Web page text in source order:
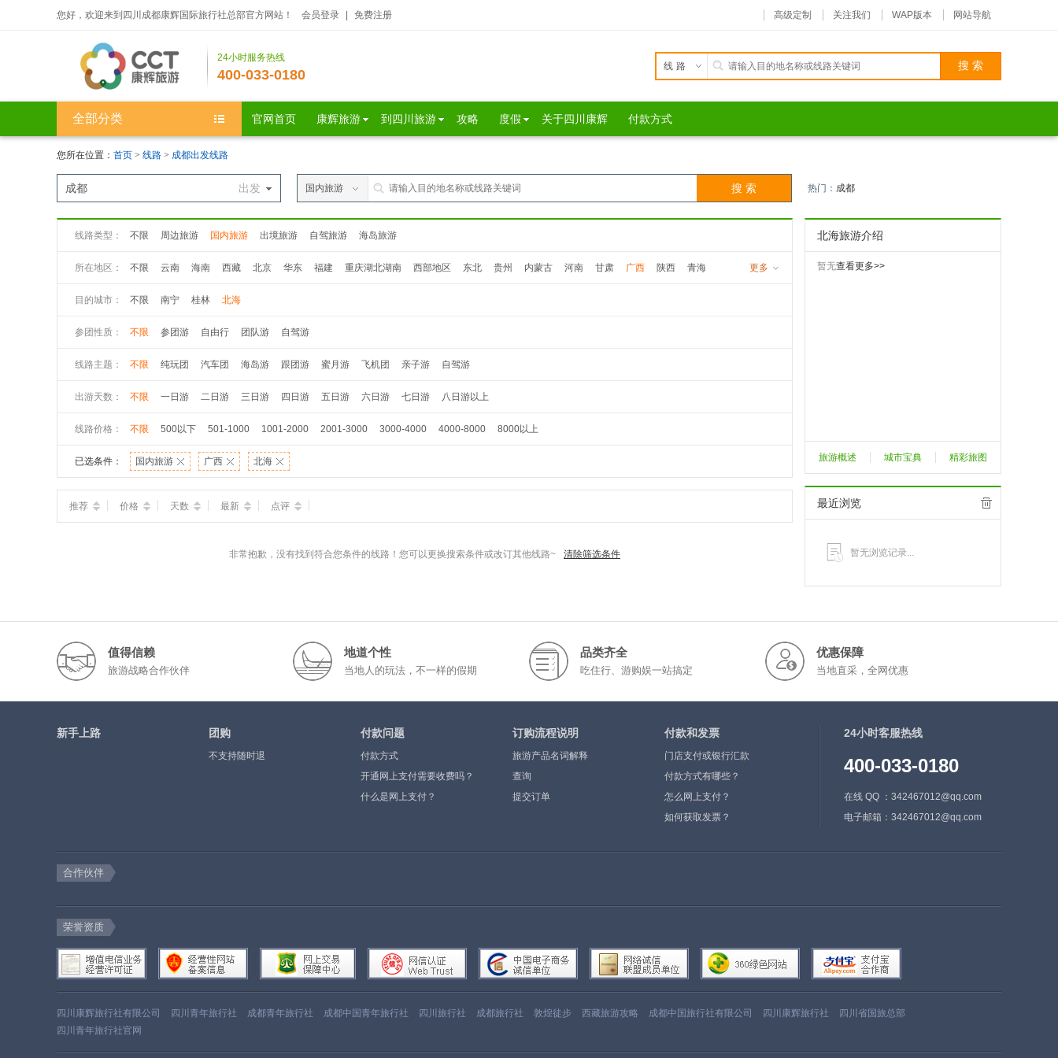
您好，欢迎来到四川成都康辉国际旅行社总部官方网站！ 会员登录 免费注册 高级定制 关注我们 WAP版本 网站导航
24小时服务热线
400-033-0180
线路
全部分类 官网首页 康辉旅游 到四川旅游 攻略 度假 关于四川康辉 付款方式
您所在位置： 首页 > 线路 > 成都出发线路
出发
成都 国内旅游 热门： 成都
线路类型： 不限 周边旅游 国内旅游 出境旅游 自驾旅游 海岛旅游
所在地区： 不限 云南 海南 西藏 北京 华东 福建 重庆湖北湖南 西部地区 东北 贵州 内蒙古 河南 甘肃 广西 陕西
青海
更多
目的城市： 不限 南宁 桂林 北海
参团性质： 不限 参团游 自由行 团队游 自驾游
线路主题： 不限 纯玩团 汽车团 海岛游 跟团游 蜜月游 飞机团 亲子游 自驾游
出游天数： 不限 一日游 二日游 三日游 四日游 五日游 六日游 七日游 八日游以上
线路价格： 不限 500以下 501-1000 1001-2000 2001-3000 3000-4000 4000-8000 8000以上
已选条件： 国内旅游 广西 北海
推荐 价格 天数 最新 点评
非常抱歉，没有找到符合您条件的线路！您可以更换搜索条件或改订其他线路~ 清除筛选条件
北海旅游介绍
暂无查看更多>>
旅游概述 城市宝典 精彩旅图
最近浏览
暂无浏览记录...
值得信赖
旅游战略合作伙伴
地道个性
当地人的玩法，不一样的假期
品类齐全
吃住行、游购娱一站搞定
优惠保障
当地直采，全网优惠
新手上路 团购
不支持随时退
付款问题
付款方式
开通网上支付需要收费吗？
什么是网上支付？
订购流程说明
旅游产品名词解释
查询
提交订单
付款和发票
门店支付或银行汇款
付款方式有哪些？
怎么网上支付？
如何获取发票？
24小时客服热线
400-033-0180
在线 QQ ：342467012@qq.com
电子邮箱：342467012@qq.com
合作伙伴
荣誉资质
四川康辉旅行社有限公司 四川青年旅行社 成都青年旅行社 成都中国青年旅行社 四川旅行社 成都旅行社 敦煌徒步 西藏旅游攻略 成都中国旅行社有限公司 四川康辉旅行社
四川省国旅总部
四川青年旅行社官网